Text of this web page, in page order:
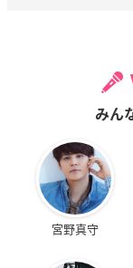
みん
宮野真守